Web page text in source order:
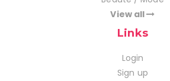
View all
Links
Login
Sign up